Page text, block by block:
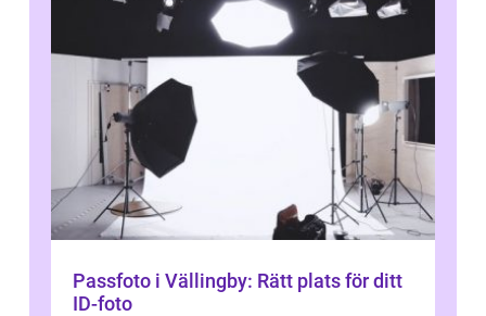
Passfoto i Vällingby: Rätt plats för ditt
ID-foto